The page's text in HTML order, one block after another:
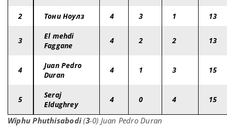
2 Тони Ноулз 4 3 1 13
3
El mehdi
Faggane
4 2 2 13
4
Juan Pedro
Duran
4 1 3 15
5
Seraj
Eldughrey
4 0 4 15
Wiphu Phuthisabodi(3-0) Juan Pedro Duran